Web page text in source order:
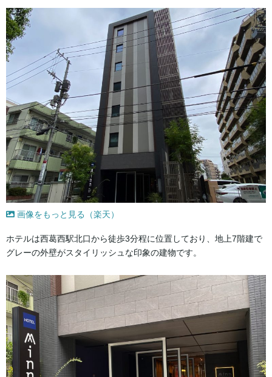
画像をもっと見る（楽天）
ホテルは西葛西駅北口から徒歩3分程に位置しており、地上7階建で
グレーの外壁がスタイリッシュな印象の建物です。